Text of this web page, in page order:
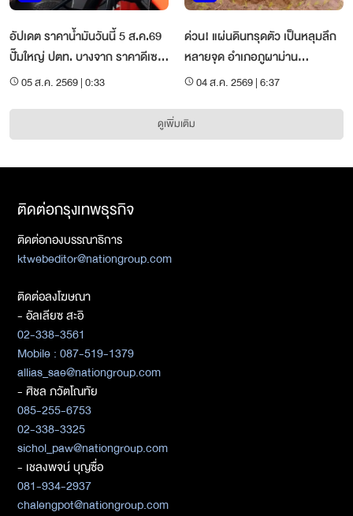
อัปเดต ราคาน้ำมันวันนี้ 5 ส.ค.69
ปั๊มใหญ่ ปตท. บางจาก ราคาดีเซล
เบนซิน
05 ส.ค. 2569 | 0:33
ด่วน! แผ่นดินทรุดตัว เป็นหลุมลึก
หลายจุด อำเภอภูผาม่าน
จ.ขอนแก่น
04 ส.ค. 2569 | 6:37
ดูเพิ่มเติม
ติดต่อกรุงเทพธุรกิจ
ติดต่อกองบรรณาธิการ
ktwebeditor@nationgroup.com
ติดต่อลงโฆษณา
- อัลเลียซ สะอิ
02-338-3561
Mobile : 087-519-1379
allias_sae@nationgroup.com
- ศิชล ภวัตโณทัย
085-255-6753
02-338-3325
sichol_paw@nationgroup.com
- เชลงพจน์ บุญซื่อ
081-934-2937
chalengpot@nationgroup.com